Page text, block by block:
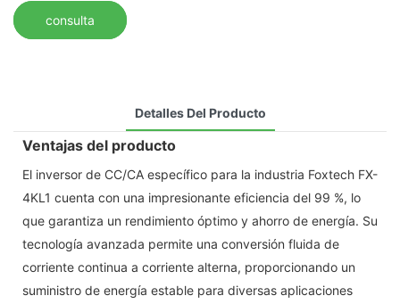
consulta
Detalles Del Producto
Ventajas del producto
El inversor de CC/CA específico para la industria Foxtech FX-
4KL1 cuenta con una impresionante eficiencia del 99 %, lo
que garantiza un rendimiento óptimo y ahorro de energía. Su
tecnología avanzada permite una conversión fluida de
corriente continua a corriente alterna, proporcionando un
suministro de energía estable para diversas aplicaciones